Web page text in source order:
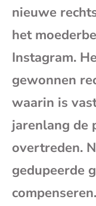
nieuwe
het
Instagram.
gewonnen
waarin is
jarenlang de
overtreden.
gedupeerde